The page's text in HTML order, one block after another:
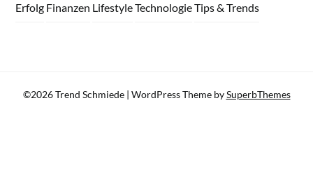
Erfolg Finanzen LifestyleTechnologieTips & Trends
©2026 Trend Schmiede | WordPress Theme bySuperbThemes